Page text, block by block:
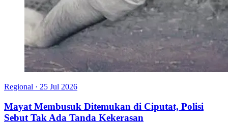
Regional · 25 Jul 2026
Mayat Membusuk Ditemukan di Ciputat, Polisi
Sebut Tak Ada Tanda Kekerasan